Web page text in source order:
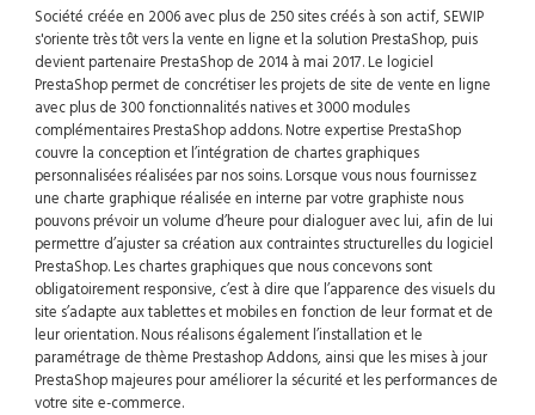
Société créée en 2006 avec plus de 250 sites créés à son actif, SEWIP
s'oriente très tôt vers la vente en ligne et la solution PrestaShop, puis
devient partenaire PrestaShop de 2014 à mai 2017. Le logiciel
PrestaShop permet de concrétiser les projets de site de vente en ligne
avec plus de 300 fonctionnalités natives et 3000 modules
complémentaires PrestaShop addons. Notre expertise PrestaShop
couvre la conception et l’intégration de chartes graphiques
personnalisées réalisées par nos soins. Lorsque vous nous fournissez
une charte graphique réalisée en interne par votre graphiste nous
pouvons prévoir un volume d’heure pour dialoguer avec lui, afin de lui
permettre d’ajuster sa création aux contraintes structurelles du logiciel
PrestaShop. Les chartes graphiques que nous concevons sont
obligatoirement responsive, c’est à dire que l’apparence des visuels du
site s’adapte aux tablettes et mobiles en fonction de leur format et de
leur orientation. Nous réalisons également l’installation et le
paramétrage de thème Prestashop Addons, ainsi que les mises à jour
PrestaShop majeures pour améliorer la sécurité et les performances de
votre site e-commerce.